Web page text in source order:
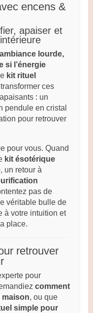
encens &
apaiser et
lourde,
si l’énergie
kit rituel
ces
: un
pendule en cristal
pour retrouver
pour vous. Quand
kit ésotérique
un retour à
pas de
véritable bulle de
à votre intuition et
place.
retrouver
pour
comment
, ou que
simple pour